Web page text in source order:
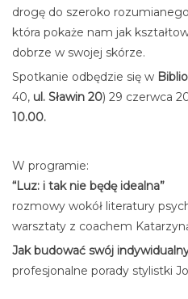
drogę do szeroko
która pokaże nam jak
dobrze w swojej skórze.
Spotkanie odbędzie się w
40, ul. Sławin 20) 29 czerwca
10.00.
W programie:
“Luz: i tak nie będę idealna”
rozmowy wokół literatury
warsztaty z coachem
Jak budować swój
profesjonalne porady stylistki